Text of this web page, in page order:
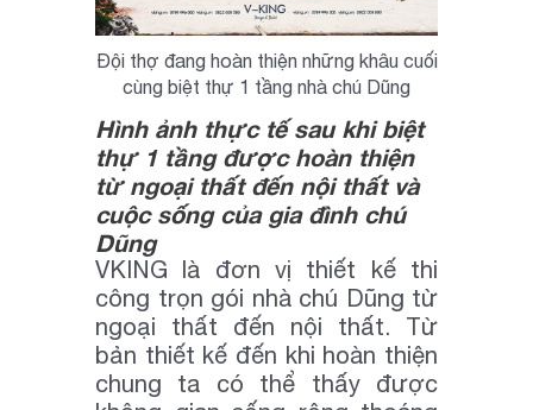
Đội thợ đang hoàn thiện những khâu cuối
cùng biệt thự 1 tầng nhà chú Dũng
Hình ảnh thực tế sau khi biệt
thự 1 tầng được hoàn thiện
từ ngoại thất đến nội thất và
cuộc sống của gia đình chú
Dũng
VKING là đơn vị thiết kế thi
công trọn gói nhà chú Dũng từ
ngoại thất đến nội thất. Từ
bản thiết kế đến khi hoàn thiện
chung ta có thể thấy được